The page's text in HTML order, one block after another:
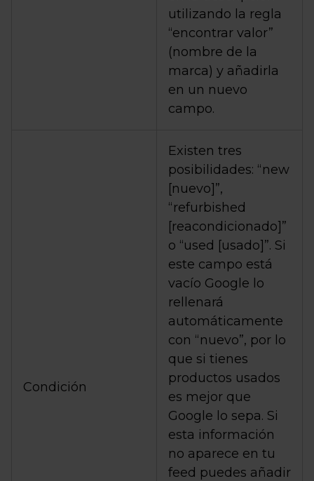
utilizando la regla
“encontrar valor”
(nombre de la
marca) y añadirla
en un nuevo
campo.
Condición
Existen tres
posibilidades: “new
[nuevo]”,
“refurbished
[reacondicionado]”
o “used [usado]”. Si
este campo está
vacío Google lo
rellenará
automáticamente
con “nuevo”, por lo
que si tienes
productos usados
es mejor que
Google lo sepa. Si
esta información
no aparece en tu
feed puedes añadir